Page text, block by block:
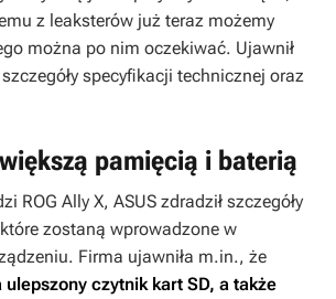
z leaksterów już teraz możemy
można po nim oczekiwać. Ujawnił
specyfikacji technicznej oraz
większą pamięcią i baterią
ROG Ally X, ASUS zdradził szczegóły
zostaną wprowadzone w
Firma ujawniła m.in., że
czytnik kart SD, a także